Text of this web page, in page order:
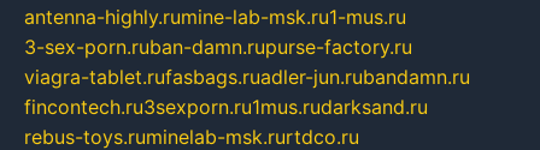
antenna-highly.rumine-lab-msk.ru1-mus.ru
3-sex-porn.ruban-damn.rupurse-factory.ru
viagra-tablet.rufasbags.ruadler-jun.rubandamn.ru
fincontech.ru3sexporn.ru1mus.rudarksand.ru
rebus-toys.ruminelab-msk.rurtdco.ru